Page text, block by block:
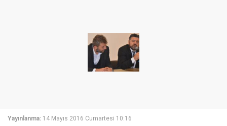
Yayınlanma: 14 Mayıs 2016 Cumartesi 10:16